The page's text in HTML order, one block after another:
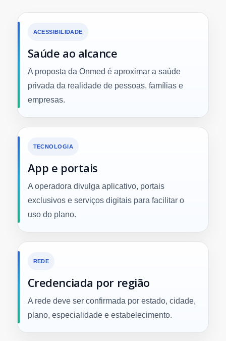
ACESSIBILIDADE
Saúde ao alcance
A proposta da Onmed é aproximar a saúde
privada da realidade de pessoas, famílias e
empresas.
TECNOLOGIA
App e portais
A operadora divulga aplicativo, portais
exclusivos e serviços digitais para facilitar o
uso do plano.
REDE
Credenciada por região
A rede deve ser confirmada por estado, cidade,
plano, especialidade e estabelecimento.